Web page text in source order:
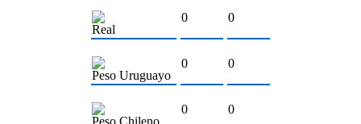
Real
0 0
Peso Uruguayo
0 0
Peso Chileno
0 0